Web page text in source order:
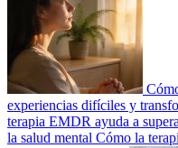
experiencias difíciles y
terapia EMDR ayuda a
la salud mental Cómo la